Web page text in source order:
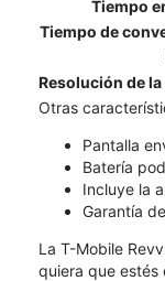
Tiempo
Tiempo de
Resolución de
Otras
Pantalla
Batería
Incluye la
Garantía
La T-Mobile
quiera que estés